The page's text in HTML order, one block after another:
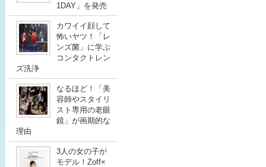
1DAY」を発売
カワイイ顔して
怖いヤツ！「レ
ンズ菌」に学ぶ
コンタクトレン
ズ洗浄
なるほど！「美
容師やスタイリ
スト専用の老眼
鏡」が画期的な
理由
3人の女の子が
モデル！Zoff×